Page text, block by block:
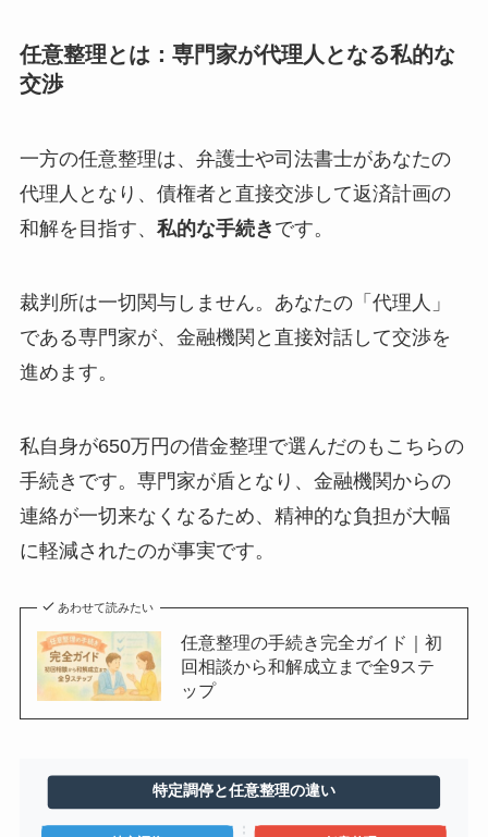
任意整理とは：専門家が代理人となる私的な
交渉
一方の任意整理は、弁護士や司法書士があなたの
代理人となり、債権者と直接交渉して返済計画の
和解を目指す、 私的な手続き です。
裁判所は一切関与しません。あなたの「代理人」
である専門家が、金融機関と直接対話して交渉を
進めます。
私自身が650万円の借金整理で選んだのもこちらの
手続きです。専門家が盾となり、金融機関からの
連絡が一切来なくなるため、精神的な負担が大幅
に軽減されたのが事実です。
あわせて読みたい
任意整理の手続き完全ガイド｜初
回相談から和解成立まで全9ステ
ップ